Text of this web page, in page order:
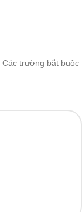
Các trường bắt buộc